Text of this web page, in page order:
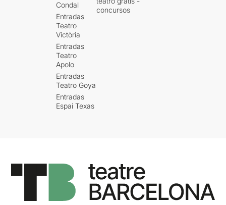
Condal
Entradas
Teatro
Victòria
Entradas
Teatro
Apolo
Entradas
Teatro Goya
Entradas
Espai Texas
concursos